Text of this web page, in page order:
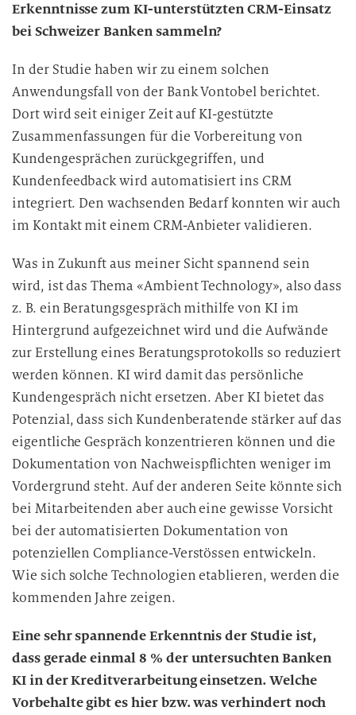
e
D
t
e
n
r
a
r
b
i
t
u
n
g
Erkenntnisse zum KI-unterstützten CRM-Einsatz
bei Schweizer Banken sammeln?
In der Studie haben wir zu einem solchen
Anwendungsfall von der Bank Vontobel berichtet.
Dort wird seit einiger Zeit auf KI-gestützte
Zusammenfassungen für die Vorbereitung von
Kundengesprächen zurückgegriffen, und
Kundenfeedback wird automatisiert ins CRM
integriert. Den wachsenden Bedarf konnten wir auch
im Kontakt mit einem CRM-Anbieter validieren.
Was in Zukunft aus meiner Sicht spannend sein
wird, ist das Thema «Ambient Technology», also dass
z. B. ein Beratungsgespräch mithilfe von KI im
Hintergrund aufgezeichnet wird und die Aufwände
zur Erstellung eines Beratungsprotokolls so reduziert
werden können. KI wird damit das persönliche
Kundengespräch nicht ersetzen. Aber KI bietet das
Potenzial, dass sich Kundenberatende stärker auf das
eigentliche Gespräch konzentrieren können und die
Dokumentation von Nachweispflichten weniger im
Vordergrund steht. Auf der anderen Seite könnte sich
bei Mitarbeitenden aber auch eine gewisse Vorsicht
bei der automatisierten Dokumentation von
potenziellen Compliance-Verstössen entwickeln.
Wie sich solche Technologien etablieren, werden die
kommenden Jahre zeigen.
Eine sehr spannende Erkenntnis der Studie ist,
dass gerade einmal 8 % der untersuchten Banken
KI in der Kreditverarbeitung einsetzen. Welche
Vorbehalte gibt es hier bzw. was verhindert noch